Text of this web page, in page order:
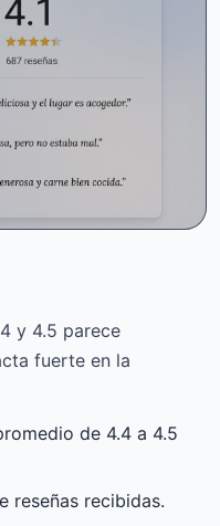
y 4.5 parece
fuerte en la
de 4.4 a 4.5
reseñas recibidas.